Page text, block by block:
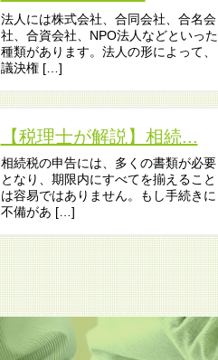
法人には株式会社、合同会社、合名会
社、合資会社、NPO法人などといった
種類があります。法人の形によって、
議決権 […]
【税理士が解説】相続...
相続税の申告には、多くの書類が必要
となり、期限内にすべてを揃えること
は容易ではありません。もし手続きに
不備があ […]